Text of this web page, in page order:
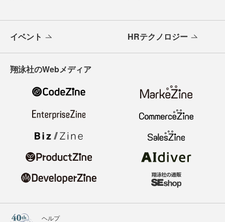
イベント HRテクノロジー
翔泳社のWebメディア
ヘルプ